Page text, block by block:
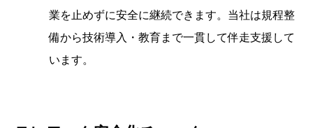
業を止めずに安全に継続できます。当社は規程整
備から技術導入・教育まで一貫して伴走支援して
います。